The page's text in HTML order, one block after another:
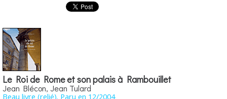
Le Roi de Rome et son palais à Rambouillet
Jean Blécon, Jean Tulard
Beau livre (relié). Paru en 12/2004